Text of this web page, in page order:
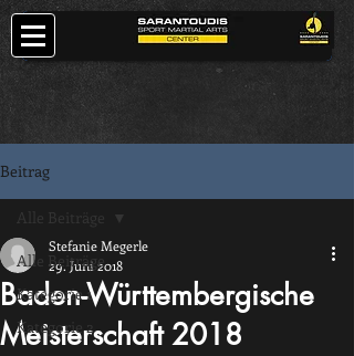
Beitrag
Alle Beiträge
Kategorie 1
Kategorie 2
Alle Beiträge
Baden-Württembergische
Meisterschaft 2018
Stefanie Megerle
29. Juni 2018